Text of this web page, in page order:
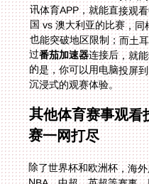
过番茄加速器连接后，就
的是，你可以用
沉浸式的观赛体验。
其他体育赛事观看
赛一网打尽
除了世界杯和欧洲杯，海